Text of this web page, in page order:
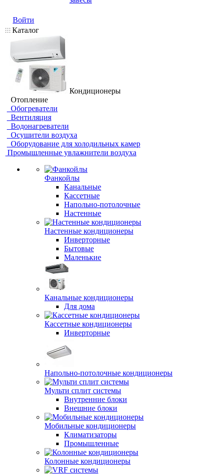
Войти
Каталог
Кондиционеры
Отопление
Обогреватели
Вентиляция
Водонагреватели
Осушители воздуха
Оборудование для холодильных камер
Промышленные увлажнители воздуха
Фанкойлы
Канальные
Кассетные
Напольно-потолочные
Настенные
Настенные кондиционеры
Инверторные
Бытовые
Маленькие
Канальные кондиционеры
Для дома
Кассетные кондиционеры
Инверторные
Напольно-потолочные кондиционеры
Мульти сплит системы
Внутренние блоки
Внешние блоки
Мобильные кондиционеры
Климатизаторы
Промышленные
Колонные кондиционеры